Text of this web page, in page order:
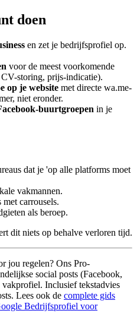
doen
en zet je bedrijfsprofiel op.
voor de meest voorkomende
storing, prijs-indicatie).
op je website met directe wa.me-
niet eronder.
buurtgroepen in je
dat je 'op alle platforms moet
vakmannen.
carrousels.
als beroep.
dit niets op behalve verloren tijd.
jou regelen? Ons Pro-
social posts (Facebook,
Inclusief tekstadvies
Lees ook de complete gids
Bedrijfsprofiel voor